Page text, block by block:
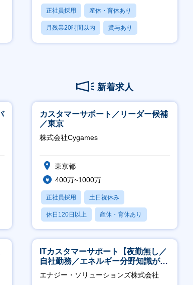
正社員採用 産休・育休あり
月残業20時間以内 賞与あり
学歴不問
新着求人
カスタマーサポート／リーダー候補
／東京
株式会社Cygames
東京都
400万~1000万
正社員採用 土日祝休み
休日120日以上 産休・育休あり
月残業20時間以内
ITカスタマーサポート【夜勤無し／
自社勤務／エネルギー分野知識が身
につきます】
エナジー・ソリューションズ株式会社